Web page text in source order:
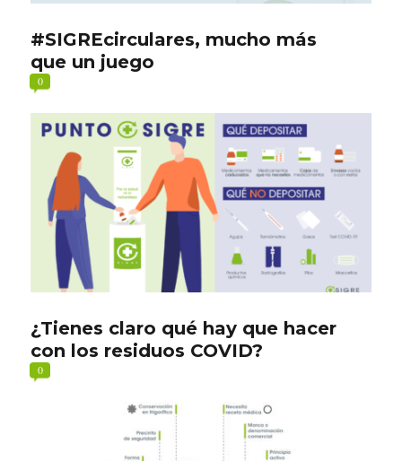
#SIGREcirculares, mucho más
que un juego
0
¿Tienes claro qué hay que hacer
con los residuos COVID?
0